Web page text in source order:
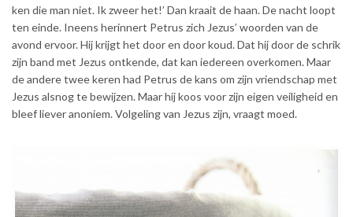
ken die man niet. Ik zweer het!’ Dan kraait de haan. De nacht loopt
ten einde. Ineens herinnert Petrus zich Jezus’ woorden van de
avond ervoor. Hij krijgt het door en door koud. Dat hij door de schrik
zijn band met Jezus ontkende, dat kan iedereen overkomen. Maar
de andere twee keren had Petrus de kans om zijn vriendschap met
Jezus alsnog te bewijzen. Maar hij koos voor zijn eigen veiligheid en
bleef liever anoniem. Volgeling van Jezus zijn, vraagt moed.